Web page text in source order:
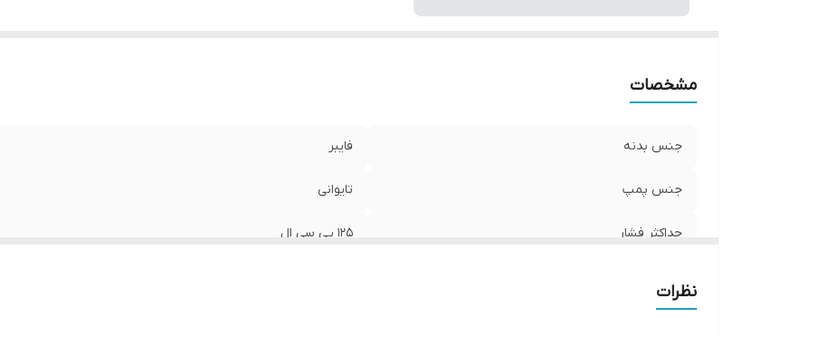
مشخصات
جنس بدنه فایبر
جنس پمپ تایوانی
حداکثر فشار ۱۲۵ پی سی ال
نظرات